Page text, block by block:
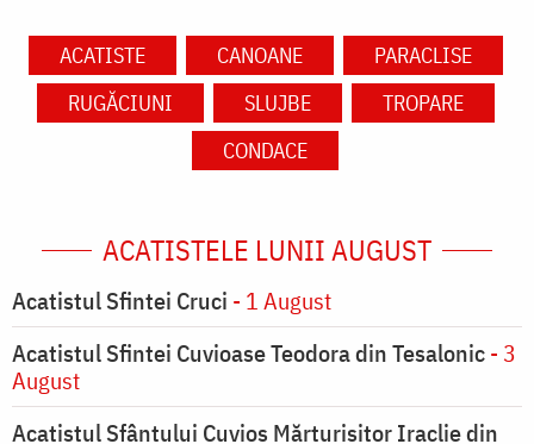
ACATISTE CANOANE
PARACLISE
RUGĂCIUNI
SLUJBE
TROPARE
CONDACE
ACATISTELE LUNII AUGUST
Acatistul Sfintei Cruci - 1 August
Acatistul Sfintei Cuvioase Teodora din Tesalonic- 3
August
Acatistul Sfântului Cuvios Mărturisitor Iraclie din